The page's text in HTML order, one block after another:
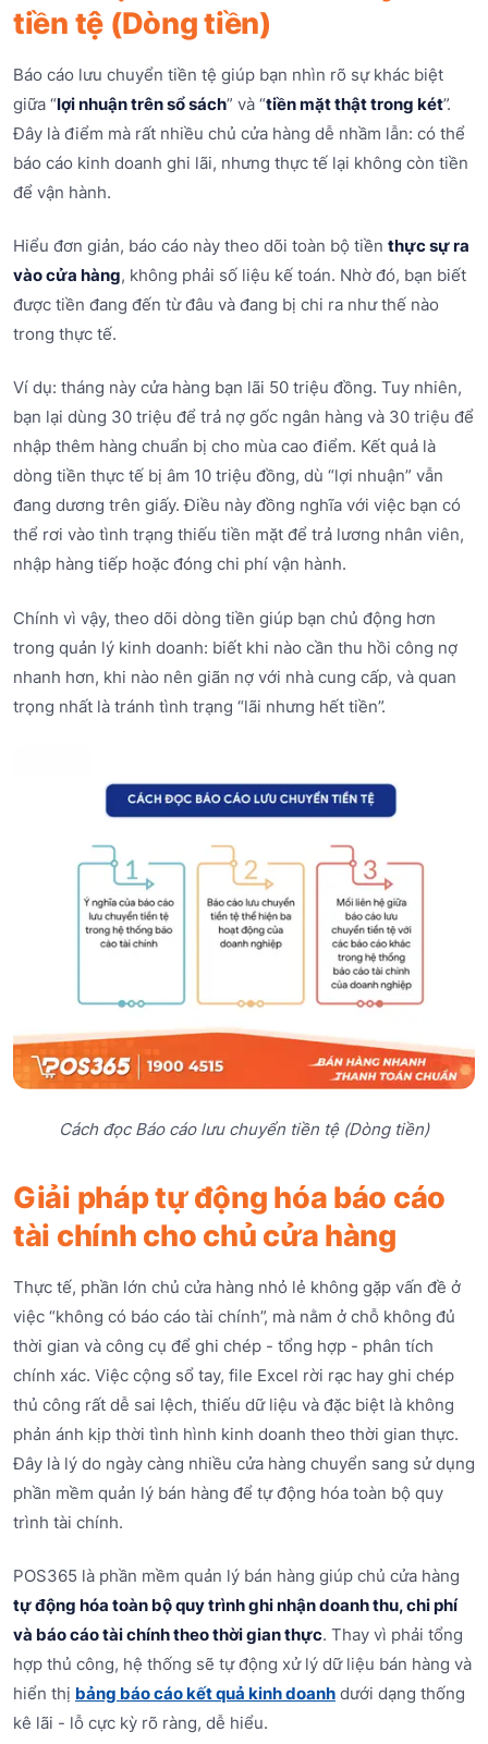
tiền tệ (Dòng tiền)
Báo cáo lưu chuyển tiền tệ giúp bạn nhìn rõ sự khác biệt
giữa “lợi nhuận trên sổ sách” và “tiền mặt thật trong két”.
Đây là điểm mà rất nhiều chủ cửa hàng dễ nhầm lẫn: có thể
báo cáo kinh doanh ghi lãi, nhưng thực tế lại không còn tiền
để vận hành.
Hiểu đơn giản, báo cáo này theo dõi toàn bộ tiền thực sự ra
vào cửa hàng, không phải số liệu kế toán. Nhờ đó, bạn biết
được tiền đang đến từ đâu và đang bị chi ra như thế nào
trong thực tế.
Ví dụ: tháng này cửa hàng bạn lãi 50 triệu đồng. Tuy nhiên,
bạn lại dùng 30 triệu để trả nợ gốc ngân hàng và 30 triệu để
nhập thêm hàng chuẩn bị cho mùa cao điểm. Kết quả là
dòng tiền thực tế bị âm 10 triệu đồng, dù “lợi nhuận” vẫn
đang dương trên giấy. Điều này đồng nghĩa với việc bạn có
thể rơi vào tình trạng thiếu tiền mặt để trả lương nhân viên,
nhập hàng tiếp hoặc đóng chi phí vận hành.
Chính vì vậy, theo dõi dòng tiền giúp bạn chủ động hơn
trong quản lý kinh doanh: biết khi nào cần thu hồi công nợ
nhanh hơn, khi nào nên giãn nợ với nhà cung cấp, và quan
trọng nhất là tránh tình trạng “lãi nhưng hết tiền”.
Cách đọc Báo cáo lưu chuyển tiền tệ (Dòng tiền)
Giải pháp tự động hóa báo cáo
tài chính cho chủ cửa hàng
Thực tế, phần lớn chủ cửa hàng nhỏ lẻ không gặp vấn đề ở
việc “không có báo cáo tài chính”, mà nằm ở chỗ không đủ
thời gian và công cụ để ghi chép - tổng hợp - phân tích
chính xác. Việc cộng sổ tay, file Excel rời rạc hay ghi chép
thủ công rất dễ sai lệch, thiếu dữ liệu và đặc biệt là không
phản ánh kịp thời tình hình kinh doanh theo thời gian thực.
Đây là lý do ngày càng nhiều cửa hàng chuyển sang sử dụng
phần mềm quản lý bán hàng để tự động hóa toàn bộ quy
trình tài chính.
POS365 là phần mềm quản lý bán hàng giúp chủ cửa hàng
tự động hóa toàn bộ quy trình ghi nhận doanh thu, chi phí
và báo cáo tài chính theo thời gian thực. Thay vì phải tổng
hợp thủ công, hệ thống sẽ tự động xử lý dữ liệu bán hàng và
hiển thị bảng báo cáo kết quả kinh doanh dưới dạng thống
kê lãi - lỗ cực kỳ rõ ràng, dễ hiểu.